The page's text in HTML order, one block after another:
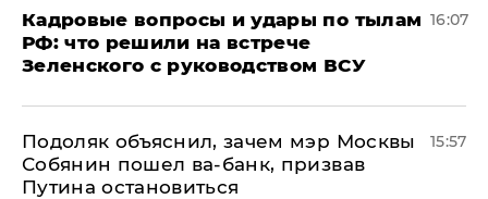
Кадровые вопросы и удары по тылам
РФ: что решили на встрече
Зеленского с руководством ВСУ
16:07
Подоляк объяснил, зачем мэр Москвы
Собянин пошел ва-банк, призвав
Путина остановиться
15:57